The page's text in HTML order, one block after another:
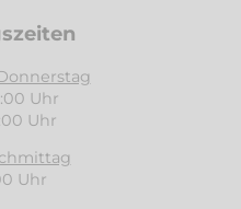
Uhr
Uhr
Uhr